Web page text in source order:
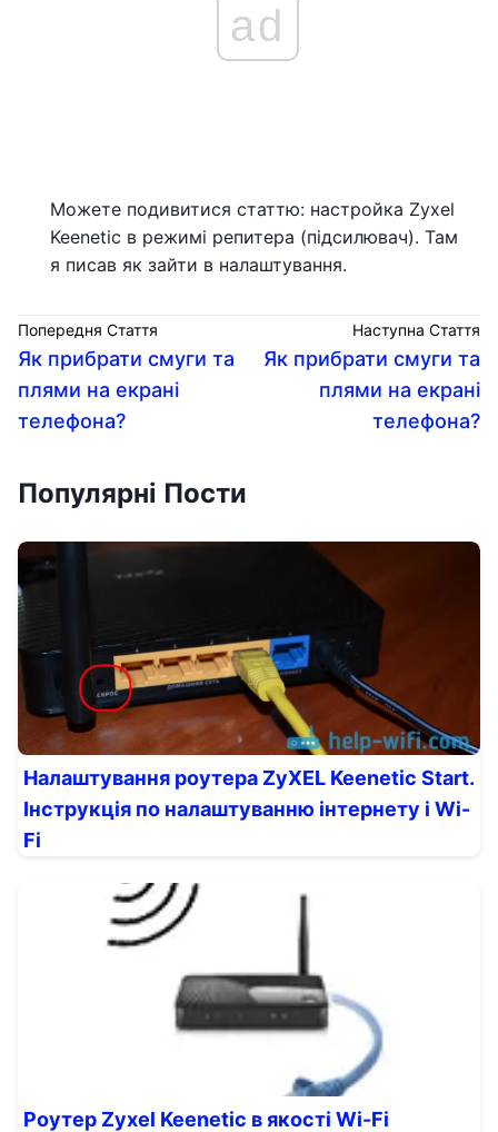
ad
Можете подивитися статтю: настройка Zyxel
Keenetic в режимі репитера (підсилювач). Там
я писав як зайти в налаштування.
Попередня Стаття
Як прибрати смуги та
плями на екрані
телефона?
Наступна Стаття
Як прибрати смуги та
плями на екрані
телефона?
Популярні Пости
Налаштування роутера ZyXEL Keenetic Start.
Інструкція по налаштуванню інтернету і Wi-
Fi
Роутер Zyxel Keenetic в якості Wi-Fi